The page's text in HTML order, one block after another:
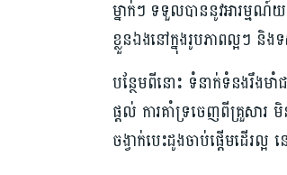
ម្នាក់ៗ ទទួល​បាន​នូវអារម្ម
ខ្លួនឯង​នៅក្នុងរូបភាព​ល្អៗ និង​
បន្ថែម​ពីនោះ ទំនាក់ទំនង​រឹងមាំ​
ផ្តល់ ការ​គាំទ្រ​ចេញពីគ្រួសារ
ចង្វាក់​បេះដូង​ចាប់ផ្តើម​ដើរល្